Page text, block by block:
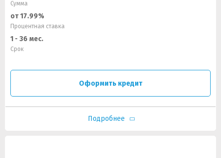
Сумма
от 17.99%
Процентная ставка
1 - 36 мес.
Срок
Оформить кредит
Подробнее